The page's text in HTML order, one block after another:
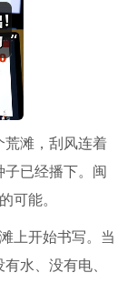
荒滩，刮风连着
已经播下。闽
可能。
上开始书写。当
水、没有电、